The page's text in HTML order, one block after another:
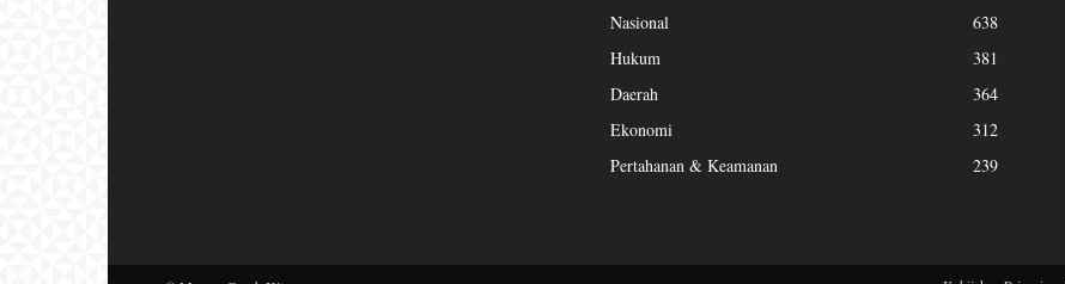
Nasional
638
Hukum
381
Daerah
364
Ekonomi
312
Pertahanan & Keamanan
239